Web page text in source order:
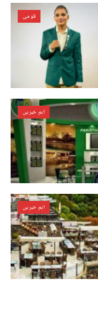
قومی
اہم خبریں
اہم خبریں